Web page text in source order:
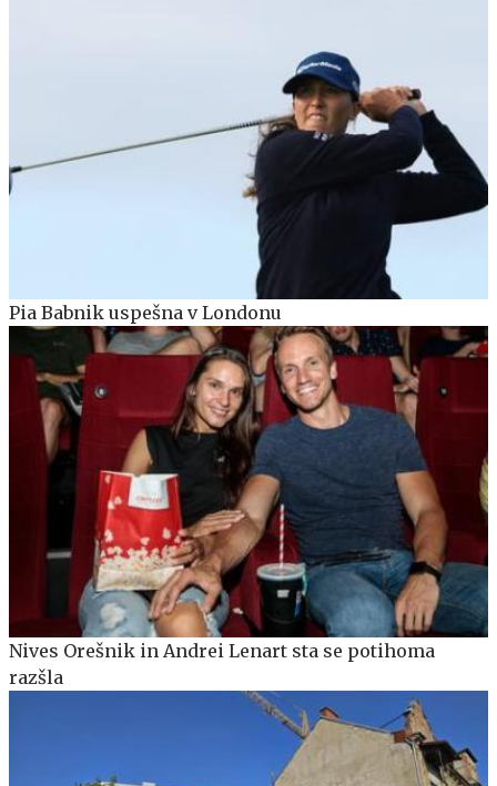
Pia Babnik uspešna v Londonu
Nives Orešnik in Andrei Lenart sta se potihoma
razšla